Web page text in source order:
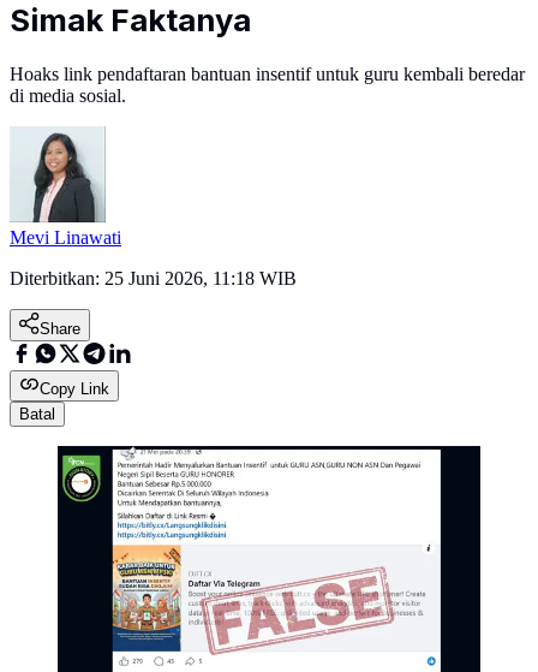
Simak Faktanya
Hoaks link pendaftaran bantuan insentif untuk guru kembali beredar
di media sosial.
Mevi Linawati
Diterbitkan: 25 Juni 2026, 11:18 WIB
Share
Copy Link
Batal